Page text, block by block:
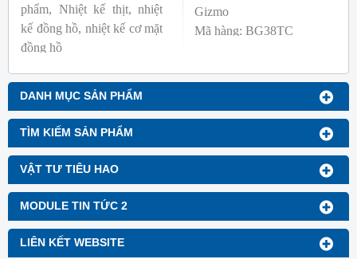
DANH MỤC SẢN PHẨM
TÌM KIẾM SẢN PHẨM
VẬT TƯ TIÊU HAO
MODULE TIN TỨC 2
LIÊN KẾT WEBSITE
phẩm, Nhiệt kế thịt, nhiệt
kế đồng hồ, nhiệt kế cơ mặt
đồng hồ
Thương hiệu: Blue Gizmo
Gizmo
Mã hàng: BG38TC